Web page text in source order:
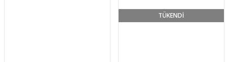
TÜKENDİ